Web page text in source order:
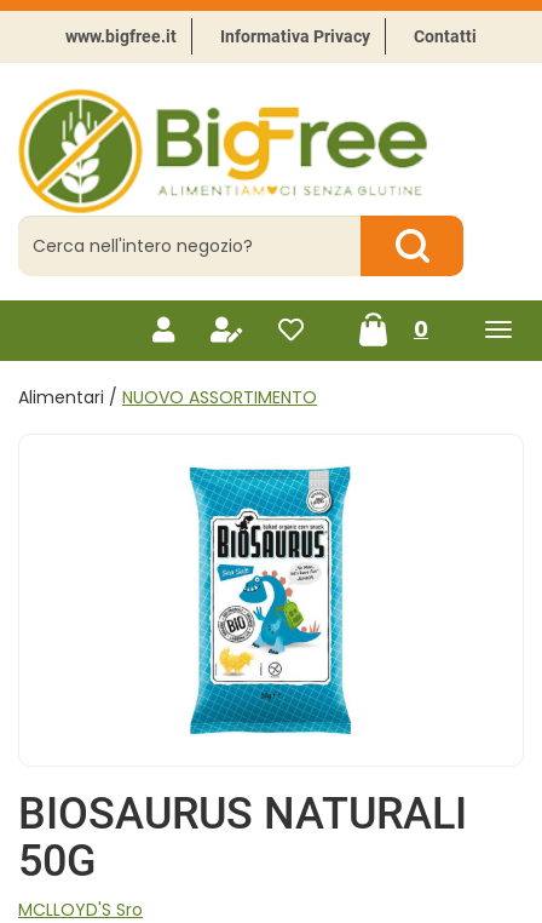
Passa
contenuto
principale
www.bigfree.it Informativa Privacy Contatti
BigFree
-
Punto
celiachia
Cerca
Prodotto
Cerca Prodotto
0prodotti
inseriti
Alimentari / NUOVO ASSORTIMENTO
BIOSAURUS NATURALI
50G
MCLLOYD'S Sro